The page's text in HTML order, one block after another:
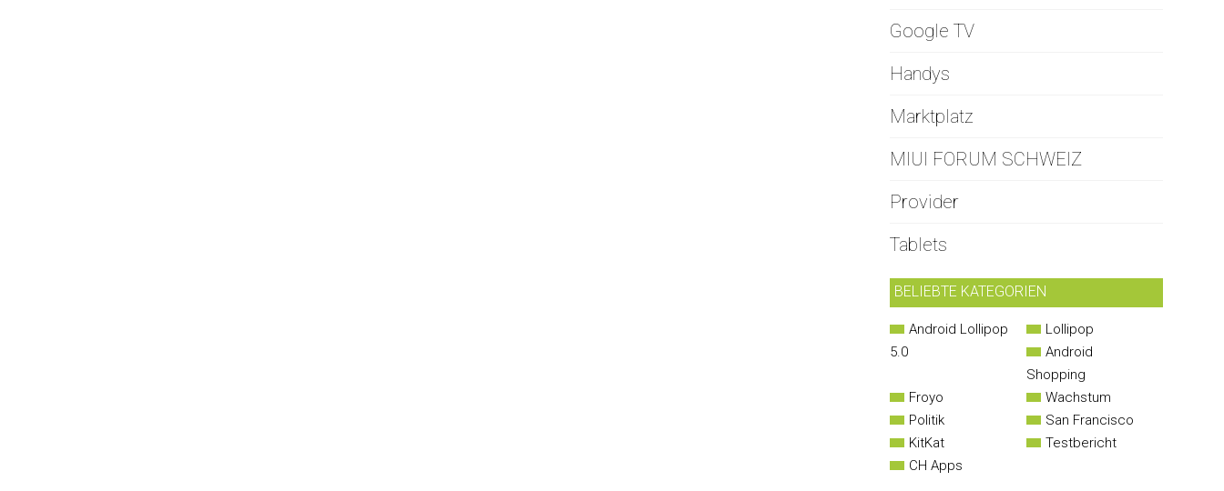
Google TV
Handys
Marktplatz
MIUI FORUM SCHWEIZ
Provider
Tablets
BELIEBTE KATEGORIEN
Android Lollipop
5.0
Lollipop
Android
Shopping
Froyo
Wachstum
Politik
San Francisco
KitKat
Testbericht
CH Apps